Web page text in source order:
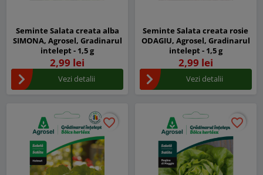
Seminte Salata creata alba
SIMONA, Agrosel, Gradinarul
intelept - 1,5 g
2,99 lei
Vezi detalii
Seminte Salata creata rosie
ODAGIU, Agrosel, Gradinarul
intelept - 1,5 g
2,99 lei
Vezi detalii
favorite_border
favorite_border favorite_border
favorite_border